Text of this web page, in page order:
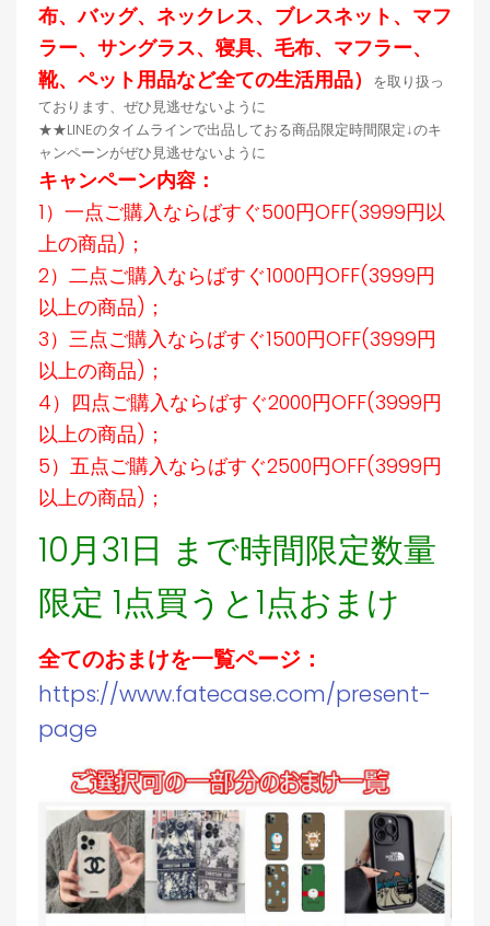
布、バッグ、ネックレス、ブレスネット、マフ
ラー、サングラス、寝具、毛布、マフラー、
靴、ペット用品など全ての生活用品）
を取り扱っ
ております、ぜひ見逃せないように
★★LINEのタイムラインで出品しておる商品限定時間限定↓のキ
ャンペーンがぜひ見逃せないように
キャンペーン内容：
1）一点ご購入ならばすぐ500円OFF(3999円以
上の商品)；
2）二点ご購入ならばすぐ1000円OFF(3999円
以上の商品)；
3）三点ご購入ならばすぐ1500円OFF(3999円
以上の商品)；
4）四点ご購入ならばすぐ2000円OFF(3999円
以上の商品)；
5）五点ご購入ならばすぐ2500円OFF(3999円
以上の商品)；
10月31日 まで時間限定数量
限定 1点買うと1点おまけ
全てのおまけを一覧ページ：
https://www.fatecase.com/present-
page